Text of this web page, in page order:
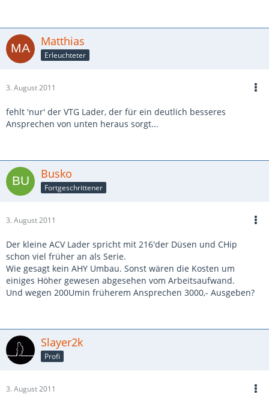
Matthias
Erleuchteter
3. August 2011
fehlt 'nur' der VTG Lader, der für ein deutlich besseres
Ansprechen von unten heraus sorgt...
Busko
Fortgeschrittener
3. August 2011
Der kleine ACV Lader spricht mit 216'der Düsen und CHip
schon viel früher an als Serie.
Wie gesagt kein AHY Umbau. Sonst wären die Kosten um
einiges Höher gewesen abgesehen vom Arbeitsaufwand.
Und wegen 200Umin früherem Ansprechen 3000,- Ausgeben?
Slayer2k
Profi
3. August 2011